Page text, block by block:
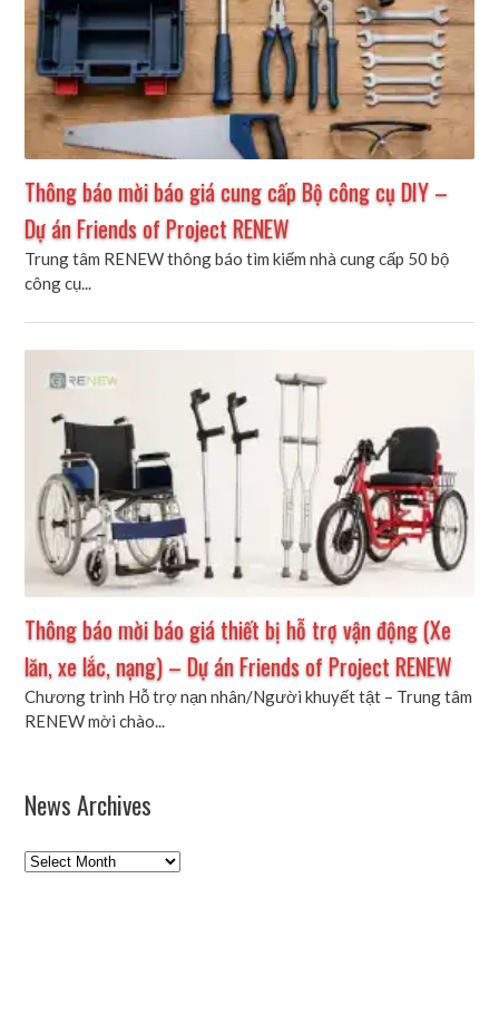
Thông báo mời báo giá cung cấp Bộ công cụ DIY –
Dự án Friends of Project RENEW
Trung tâm RENEW thông báo tìm kiếm nhà cung cấp 50 bộ
công cụ...
Thông báo mời báo giá thiết bị hỗ trợ vận động (Xe
lăn, xe lắc, nạng) – Dự án Friends of Project RENEW
Chương trình Hỗ trợ nạn nhân/Người khuyết tật – Trung tâm
RENEW mời chào...
News Archives
News